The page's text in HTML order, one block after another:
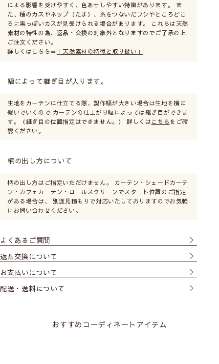
による影響を受けやすく、色あせしやすい特徴があります。 ま
た、種のカスやネップ（たま）、糸をつないだフシやところどこ
ろに黒っぽいカスが見受けられる場合があります。 これらは天然
素材の特性の為、返品・交換の対象外となりますのでご了承の上
ご注文ください。
詳しくはこちら⇒ 「天然素材の特徴と取り扱い」
幅によって継ぎ目が入ります。
生地をカーテンに仕立てる際、製作幅が大きい場合は生地を横に
繋いでいくので カーテンの仕上がり幅によっては継ぎ目ができま
す。（継ぎ目の位置指定はできません。） 詳しくはこちら をご確
認ください。
柄の出し方について
柄の出し方はご指定いただけません。 カーテン・シェードカーテ
ン・カフェカーテン・ロールスクリーンでスタート位置のご指定
がある場合は、 別途見積もりで対応いたしておりますのでお気軽
にお問い合わせください。
よくあるご質問
返品交換について
お支払いについて
配送・送料について
おすすめコーディネートアイテム